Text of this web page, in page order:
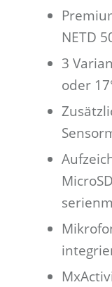
NETD
3
oder